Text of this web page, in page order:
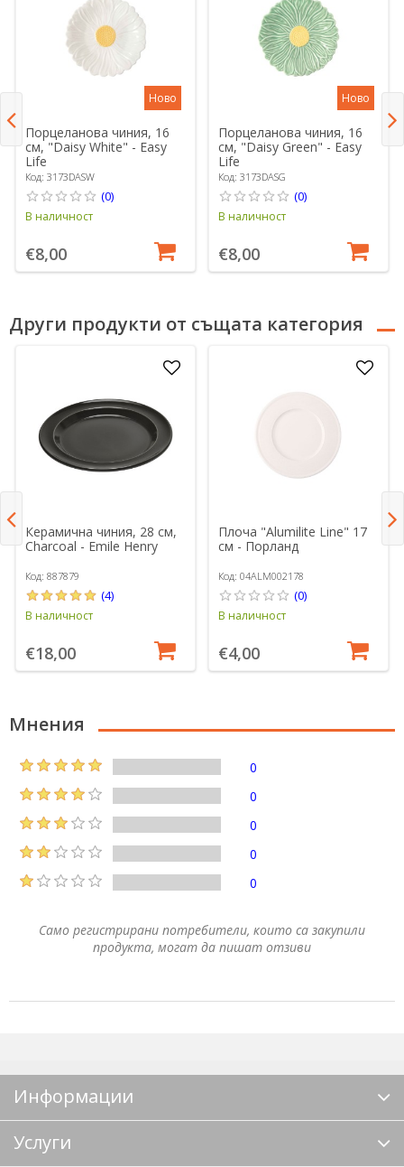
Ново
Порцеланова чиния, 16
см, "Daisy White" - Easy
Life
Код: 3173DASW
(0)
В наличност
€8,00
Ново
Порцеланова чиния, 16
см, "Daisy Green" - Easy
Life
Код: 3173DASG
(0)
В наличност
€8,00
Други продукти от същата категория
Керамична чиния, 28 см,
Charcoal - Emile Henry
Код: 887879
(4)
В наличност
€18,00
Плоча "Alumilite Line" 17
см - Порланд
Код: 04ALM002178
(0)
В наличност
€4,00
Мнения
0
0
0
0
0
Само регистрирани потребители, които са закупили
продукта, могат да пишат отзиви
Информации
Услуги